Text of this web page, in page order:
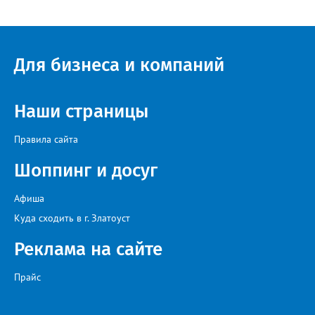
связь с учителями, знакомые пользователям экосистемы
этом случае переход на ТОР станет вообще незаметным.
Для бизнеса и компаний
Наши страницы
Правила сайта
Шоппинг и досуг
Афиша
Куда сходить в г. Златоуст
Реклама на сайте
Прайс